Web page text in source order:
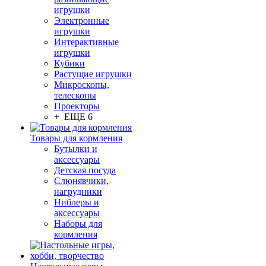
игрушки
Электронные
игрушки
Интерактивные
игрушки
Кубики
Растущие игрушки
Микроскопы,
телескопы
Проекторы
+ ЕЩЕ 6
Товары для кормления
Бутылки и
аксессуары
Детская посуда
Слюнявчики,
нагрудники
Ниблеры и
аксессуары
Наборы для
кормления